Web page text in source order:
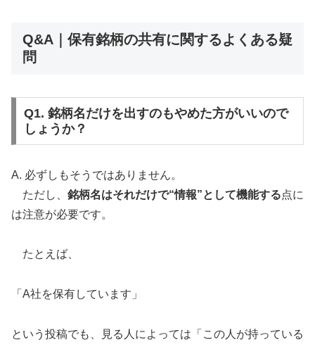
Q&A｜保有銘柄の共有に関するよくある疑
問
Q1. 銘柄名だけを出すのもやめた方がいいので
しょうか？
A. 必ずしもそうではありません。
ただし、 銘柄名はそれだけで“情報”として機能する点に
は注意が必要です。
たとえば、
「A社を保有しています」
という投稿でも、見る人によっては「この人が持っている